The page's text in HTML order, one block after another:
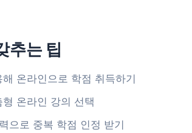
추는 팁
온라인으로 학점 취득하기
온라인 강의 선택
으로 중복 학점 인정 받기